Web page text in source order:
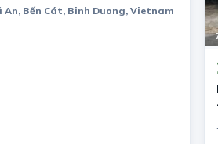
Minh City, Vietnam
An, Bến Cát, Binh Duong, Vietnam